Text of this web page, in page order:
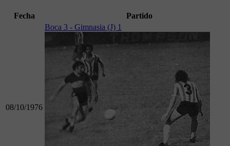
Fecha Partido
08/10/1976
Boca 3 - Gimnasia (J) 1